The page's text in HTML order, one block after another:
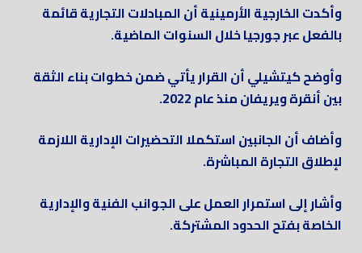
وأكدت الخارجية الأرمينية أن المبادلات التجارية قائمة
بالفعل عبر جورجيا خلال السنوات الماضية.
وأوضح كيتشيلي أن القرار يأتي ضمن خطوات بناء الثقة
بين أنقرة ويريفان منذ عام 2022.
وأضاف أن الجانبين استكملا التحضيرات الإدارية اللازمة
لإطلاق التجارة المباشرة.
وأشار إلى استمرار العمل على الجوانب الفنية والإدارية
الخاصة بفتح الحدود المشتركة.